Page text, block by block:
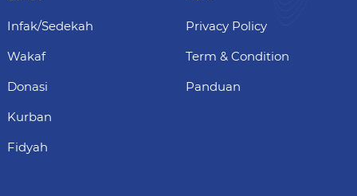
Infak/Sedekah
Wakaf
Donasi
Kurban
Fidyah
Privacy Policy
Term & Condition
Panduan